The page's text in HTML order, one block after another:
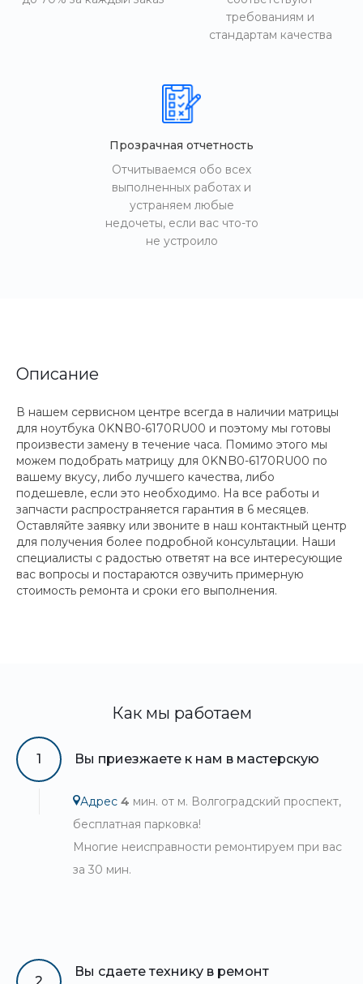
требованиям и
стандартам качества
Прозрачная отчетность
Отчитываемся обо всех
выполненных работах и
устраняем любые
недочеты, если вас что-то
не устроило
Описание
В нашем сервисном центре всегда в наличии матрицы
для ноутбука 0KNB0-6170RU00 и поэтому мы готовы
произвести замену в течение часа. Помимо этого мы
можем подобрать матрицу для 0KNB0-6170RU00 по
вашему вкусу, либо лучшего качества, либо
подешевле, если это необходимо. На все работы и
запчасти распространяется гарантия в 6 месяцев.
Оставляйте заявку или звоните в наш контактный центр
для получения более подробной консультации. Наши
специалисты с радостью ответят на все интересующие
вас вопросы и постараются озвучить примерную
стоимость ремонта и сроки его выполнения.
Как мы работаем
1 Вы приезжаете к нам в мастерскую
Адрес 4 мин. от м. Волгоградский проспект,
бесплатная парковка!
Многие неисправности ремонтируем при вас
за 30 мин.
Вы сдаете технику в ремонт